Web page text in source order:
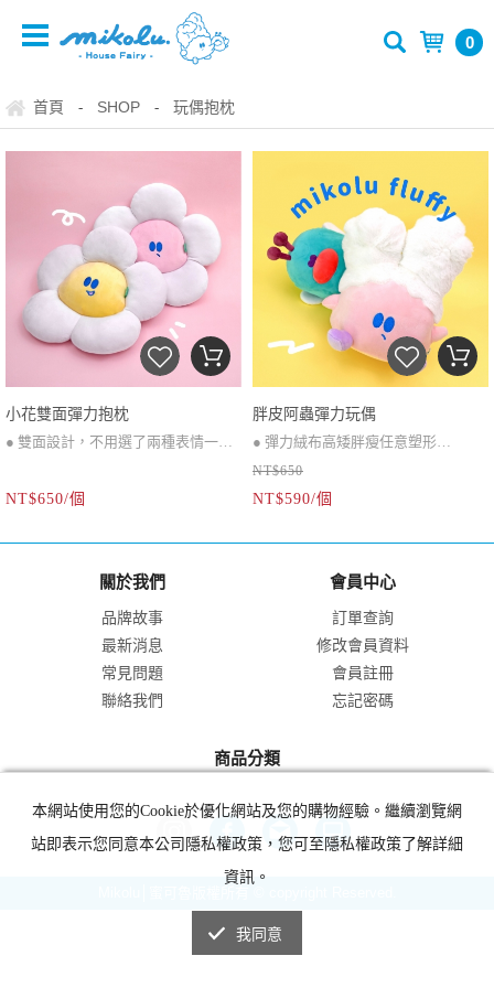
0
首頁 - SHOP - 玩偶抱枕
小花雙面彈力抱枕
● 雙面設計，不用選了兩種表情一次
● 彈力絨布材質，觸感柔軟舒服
NT$650/個
胖皮阿蟲彈力玩偶
● 彈力絨布高矮胖瘦任意塑形
「 胖皮阿蟲好朋友一次擁有 」
＃約30cm ＃任兩件優惠
NT$650
NT$590/個
關於我們
品牌故事
最新消息
常見問題
聯絡我們
會員中心
訂單查詢
修改會員資料
會員註冊
忘記密碼
商品分類
本網站使用您的Cookie於優化網站及您的購物經驗。繼續瀏覽網
站即表示您同意本公司隱私權政策，您可至隱私權政策了解詳細
資訊。
我同意